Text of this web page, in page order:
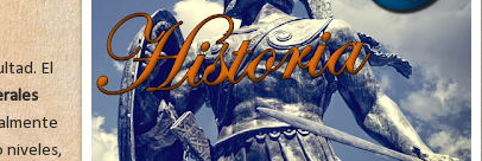
El
niveles,